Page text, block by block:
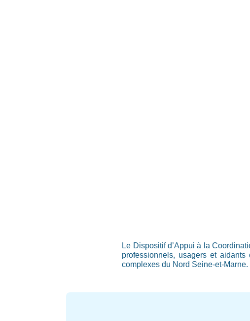
Le Dispositif d’Appui à la
professionnels, usagers et
complexes du Nord Seine-et-Marne.